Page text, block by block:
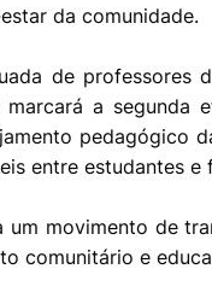
da comunidade.
de professores
a segunda
pedagógico
entre estudantes e
um movimento de
comunitário e